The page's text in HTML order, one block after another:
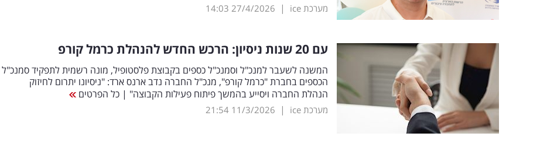
מערכת ice |
27/4/2026
14:03
עם 20 שנות ניסיון: הרכש החדש להנהלת כרמל קורפ
המשנה לשעבר למנכ"ל וסמנכ"ל כספים בקבוצת פלסטופיל, מונה רשמית לתפקיד סמנכ"ל
הכספים בחברת "כרמל קורפ", מנכ"ל החברה נדב ארנס ארד: "ניסיונו יתרום לחיזוק
הנהלת החברה ויסייע בהמשך פיתוח פעילות הקבוצה" | כל הפרטים
מערכת ice |
11/3/2026
21:54